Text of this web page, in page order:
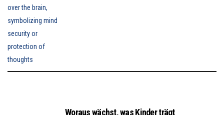
Woraus wächst, was Kinder trägt